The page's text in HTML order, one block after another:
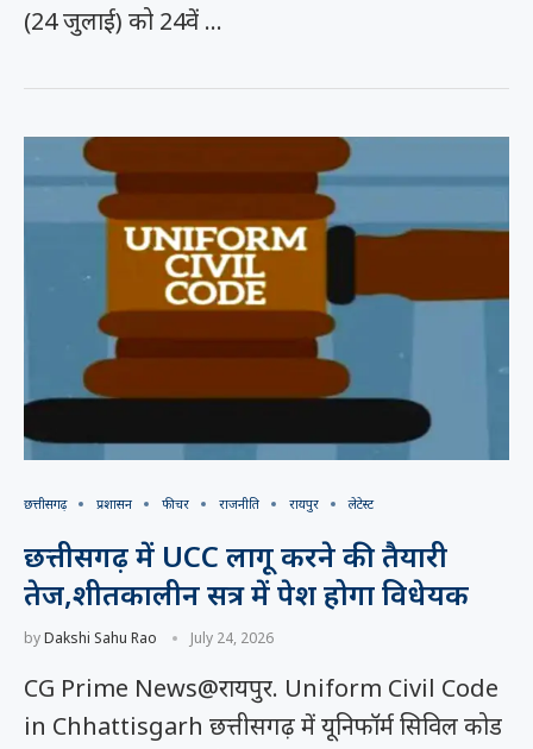
(24 जुलाई) को 24वें …
छत्तीसगढ़ प्रशासन फीचर राजनीति रायपुर लेटेस्ट
छत्तीसगढ़ में UCC लागू करने की तैयारी
तेज,शीतकालीन सत्र में पेश होगा विधेयक
byDakshi Sahu Rao July 24, 2026
CG Prime News@रायपुर. Uniform Civil Code
in Chhattisgarh छत्तीसगढ़ में यूनिफॉर्म सिविल कोड